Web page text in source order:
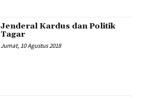
Jenderal Kardus dan Politik
Tagar
Jumat, 10 Agustus 2018